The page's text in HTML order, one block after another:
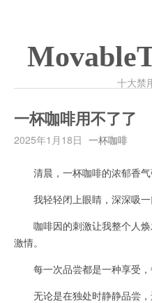
十大禁
一杯咖啡用不了了
2025年1月18日 一杯咖啡
清晨，一杯咖啡的浓郁香气
我轻轻闭上眼睛，深深吸一
咖啡因的刺激让我整个人焕
激情。
每一次品尝都是一种享受，
无论是在独处时静静品尝，